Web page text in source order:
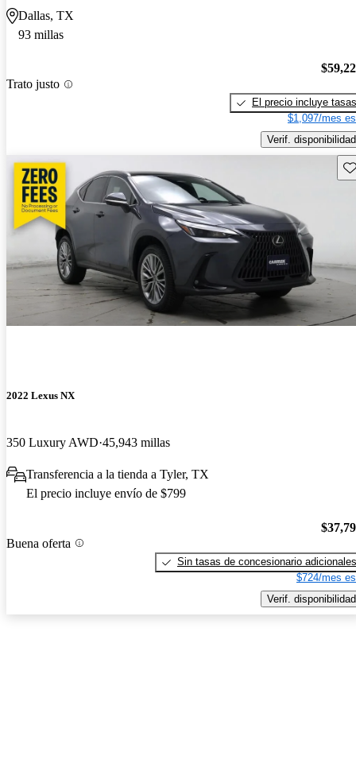
Dallas, TX
93 millas
Trato justo
El precio incluye tasas
$1,097/mes
Verif. disponibilidad
2022 Lexus NX
350 Luxury AWD 45,943 millas
Transferencia a la tienda a Tyler, TX
El precio incluye envío de $799
Buena oferta
Sin tasas de concesionario adicionales
$724/mes
Verif. disponibilidad